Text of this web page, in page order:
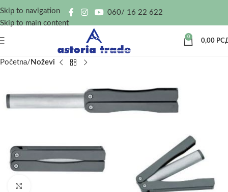
Skip to navigation
Skip to main content
060/ 16 22 622
0
0,00
Početna Noževi